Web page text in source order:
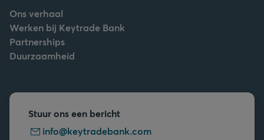
Ons verhaal
Werken bij Keytrade Bank
Partnerships
Duurzaamheid
Stuur ons een bericht
info@keytradebank.com